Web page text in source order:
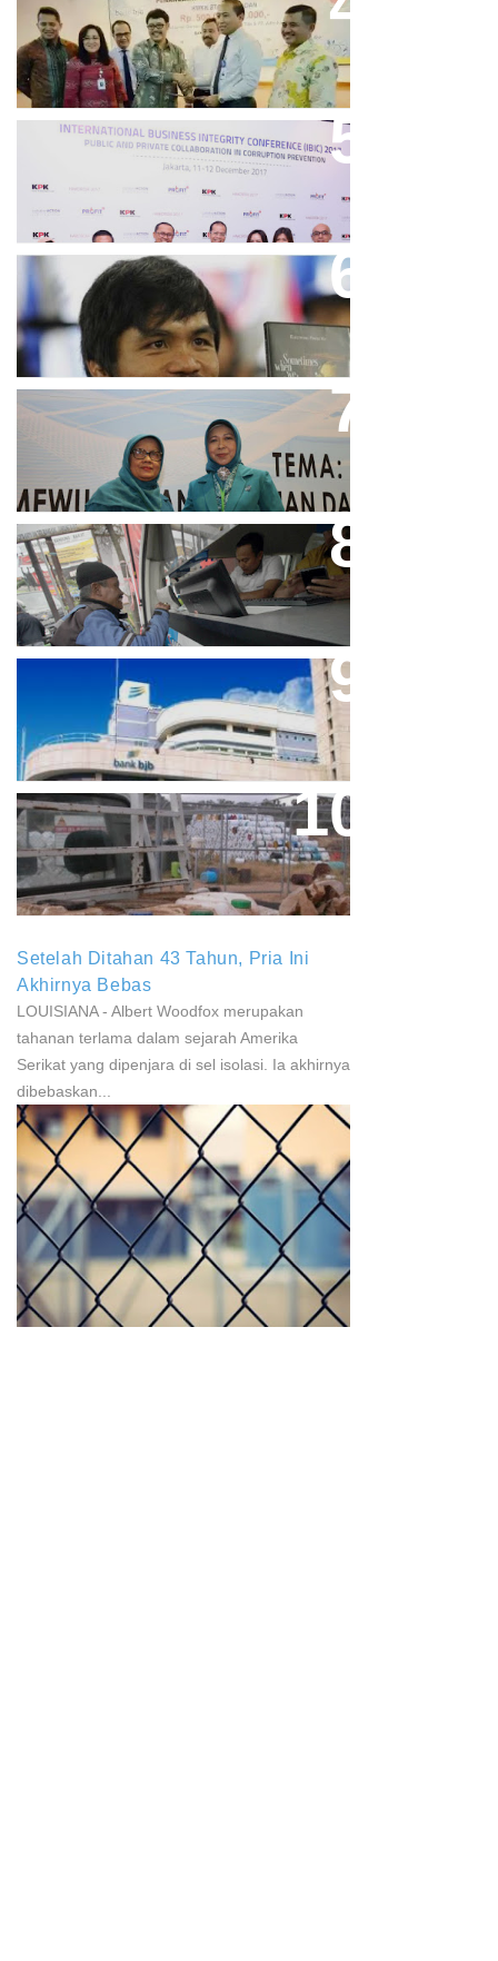
Bank Bjb Fasilitasi Kredit Modal
Kerja Konstruksi PT Adhi Karya
Keren, Bank BJB Kantongi
Puluhan Penghargaan Sepanjang
2017
Dicibir Di Medsos, Manny
Pacquiao Tegaskan Pendirian
Tolak LGBT
Perpres No.99/2017 Bisa Jadi
Acuan Semangat Pengabdian
Bjb T Samsat Manjakan Nasabah
Dalam Bayar Pajak Kendaraan
Aher Minta Pemerintah Pusat
Masukan Kembali BJB Sebagai
Penyalur KUR
Paparan Pestisida Sebabkan
Parkinson Dan Kanker
Setelah Ditahan 43 Tahun, Pria Ini
Akhirnya Bebas
LOUISIANA - Albert Woodfox merupakan
tahanan terlama dalam sejarah Amerika
Serikat yang dipenjara di sel isolasi. Ia akhirnya
dibebaskan...